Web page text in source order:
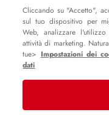
Cliccando su "Accetto",
sul tuo dispositivo per
Web, analizzare
attività di marketing.
tue> Impostazioni dei
dati